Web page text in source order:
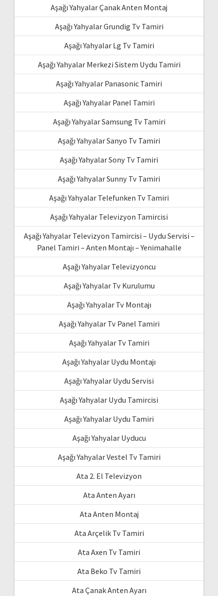
Aşağı Yahyalar Çanak Anten Montaj
Aşağı Yahyalar Grundig Tv Tamiri
Aşağı Yahyalar Lg Tv Tamiri
Aşağı Yahyalar Merkezi Sistem Uydu Tamiri
Aşağı Yahyalar Panasonic Tamiri
Aşağı Yahyalar Panel Tamiri
Aşağı Yahyalar Samsung Tv Tamiri
Aşağı Yahyalar Sanyo Tv Tamiri
Aşağı Yahyalar Sony Tv Tamiri
Aşağı Yahyalar Sunny Tv Tamiri
Aşağı Yahyalar Telefunken Tv Tamiri
Aşağı Yahyalar Televizyon Tamircisi
Aşağı Yahyalar Televizyon Tamircisi – Uydu Servisi –
Panel Tamiri – Anten Montajı – Yenimahalle
Aşağı Yahyalar Televizyoncu
Aşağı Yahyalar Tv Kurulumu
Aşağı Yahyalar Tv Montajı
Aşağı Yahyalar Tv Panel Tamiri
Aşağı Yahyalar Tv Tamiri
Aşağı Yahyalar Uydu Montajı
Aşağı Yahyalar Uydu Servisi
Aşağı Yahyalar Uydu Tamircisi
Aşağı Yahyalar Uydu Tamiri
Aşağı Yahyalar Uyducu
Aşağı Yahyalar Vestel Tv Tamiri
Ata 2. El Televizyon
Ata Anten Ayarı
Ata Anten Montaj
Ata Arçelik Tv Tamiri
Ata Axen Tv Tamiri
Ata Beko Tv Tamiri
Ata Çanak Anten Ayarı